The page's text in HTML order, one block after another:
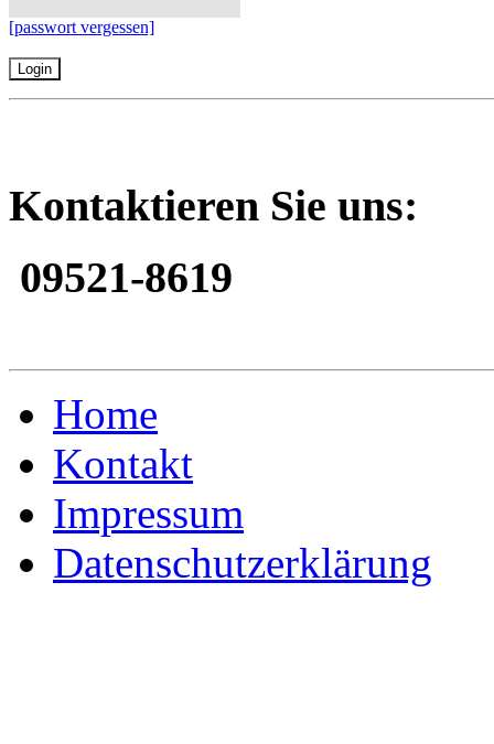
[passwort vergessen]
Kontaktieren Sie uns:
09521-8619
Home
Kontakt
Impressum
Datenschutzerklärung